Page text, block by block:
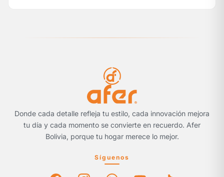
Donde cada detalle refleja tu estilo, cada innovación mejora
tu día y cada momento se convierte en recuerdo. Afer
Bolivia, porque tu hogar merece lo mejor.
Síguenos